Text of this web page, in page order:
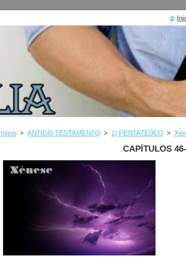
Inicio > ANTIGO TESTAMENTO > 1) PENTATEUCO >
CAPÍTULOS